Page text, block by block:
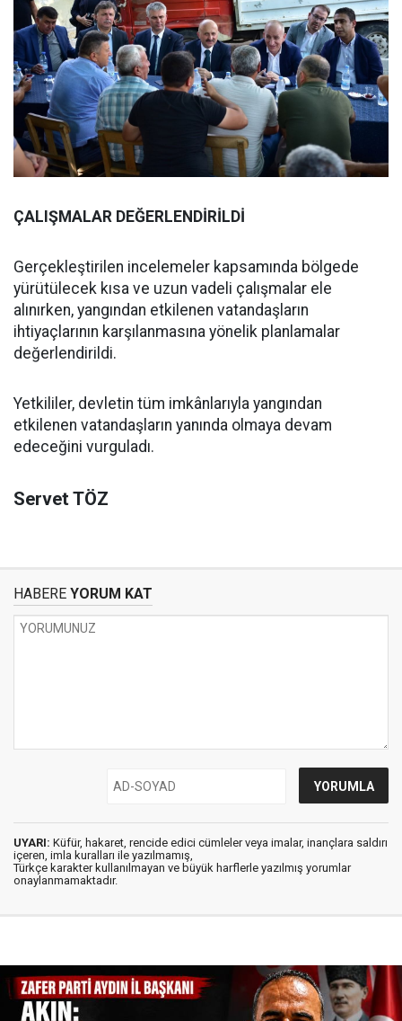
ÇALIŞMALAR DEĞERLENDİRİLDİ
Gerçekleştirilen incelemeler kapsamında bölgede
yürütülecek kısa ve uzun vadeli çalışmalar ele
alınırken, yangından etkilenen vatandaşların
ihtiyaçlarının karşılanmasına yönelik planlamalar
değerlendirildi.
Yetkililer, devletin tüm imkânlarıyla yangından
etkilenen vatandaşların yanında olmaya devam
edeceğini vurguladı.
Servet TÖZ
HABERE YORUM KAT
UYARI: Küfür, hakaret, rencide edici cümleler veya imalar, inançlara saldırı
içeren, imla kuralları ile yazılmamış,
Türkçe karakter kullanılmayan ve büyük harflerle yazılmış yorumlar
onaylanmamaktadır.